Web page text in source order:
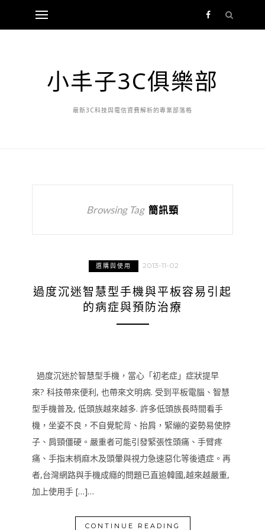
小丰子3C俱樂部
最新3C科技與電信資費解析的專業部落格
Browsing Tag 簡訊頸
選購與使用 2013-11-02
過度沉迷智慧型手機與平板容易引起
的病症與預防治療
過度沉迷於智慧型手機，當心「初老症」症狀提早
來? 科技帶來便利, 也帶來文明病. 受到平板電腦、智慧
型手機普及, 低頭族越來越多. 許多低頭族長時間看手
機，坐姿不良，不自覺駝背、抬肩，緊繃的姿勢易使脖
子、肩頸僵硬。嚴重者可能引發緊張性頭痛、手臂疼
痛、手指末梢麻木及頭暈與視力急速惡化等後遺症。再
者,台灣網路與手機成癮的問題已直追韓國,越來越嚴重,
加上使用手 […]…
CONTINUE READING